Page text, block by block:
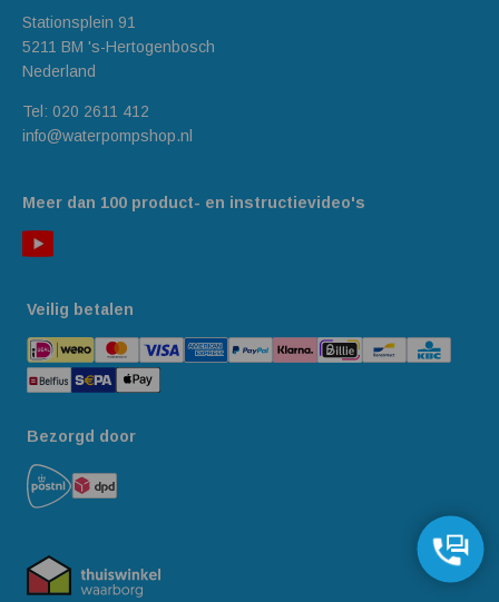
Meer dan 100 product- en instructievideo's
Stationsplein 91
5211 BM 's-Hertogenbosch
Nederland
Tel: 020 2611 412
info@waterpompshop.nl
Veilig betalen
Bezorgd door